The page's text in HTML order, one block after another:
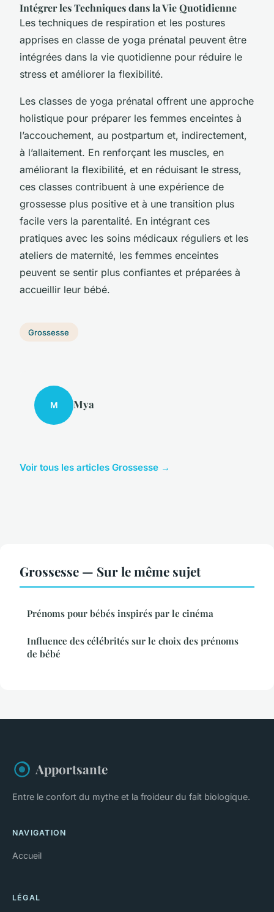
Intégrer les Techniques dans la Vie Quotidienne
Les techniques de respiration et les postures
apprises en classe de yoga prénatal peuvent être
intégrées dans la vie quotidienne pour réduire le
stress et améliorer la flexibilité.
Les classes de yoga prénatal offrent une approche
holistique pour préparer les femmes enceintes à
l’accouchement, au postpartum et, indirectement,
à l’allaitement. En renforçant les muscles, en
améliorant la flexibilité, et en réduisant le stress,
ces classes contribuent à une expérience de
grossesse plus positive et à une transition plus
facile vers la parentalité. En intégrant ces
pratiques avec les soins médicaux réguliers et les
ateliers de maternité, les femmes enceintes
peuvent se sentir plus confiantes et préparées à
accueillir leur bébé.
Grossesse
M Mya
Voir tous les articles Grossesse →
Grossesse — Sur le même sujet
Prénoms pour bébés inspirés par le cinéma
Influence des célébrités sur le choix des prénoms
de bébé
Apportsante
Entre le confort du mythe et la froideur du fait biologique.
NAVIGATION
Accueil
LÉGAL